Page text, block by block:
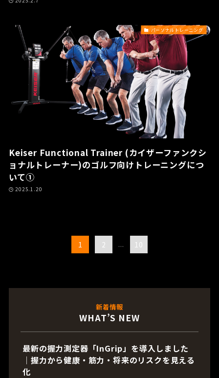
パーソナルトレーニング
Keiser Functional Trainer (カイザーファンクシ
ョナルトレーナー)のゴルフ向けトレーニングにつ
いて①
2025.1.20
1 2 ... 10
新着情報
WHAT’S NEW
最新の握力測定器「InGrip」を導入しました
｜握力から健康・筋力・将来のリスクを見える
化